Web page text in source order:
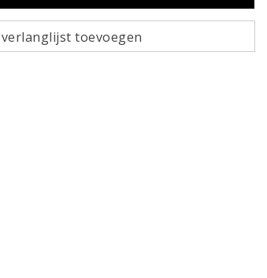
toevoegen